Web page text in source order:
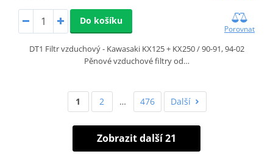
Do košíku
Porovnat
DT1 Filtr vzduchový - Kawasaki KX125 + KX250 / 90-91, 94-02
Pěnové vzduchové filtry od…
1 2 … 476 Další
Zobrazit další 21